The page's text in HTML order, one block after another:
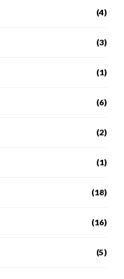
(4)
(3)
(1)
(6)
(2)
(1)
(18)
(16)
(5)